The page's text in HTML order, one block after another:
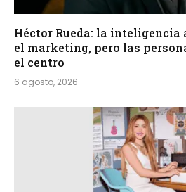
Héctor Rueda: la
el marketing, pero las
el centro
6 agosto, 2026